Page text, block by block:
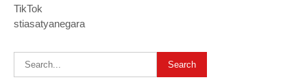
TikTok
stiasatyanegara